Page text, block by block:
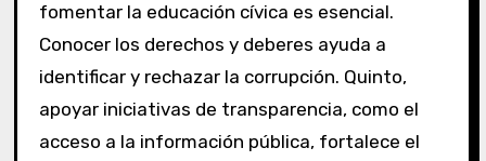
fomentar la educación cívica es esencial.
Conocer los derechos y deberes ayuda a
identificar y rechazar la corrupción. Quinto,
apoyar iniciativas de transparencia, como el
acceso a la información pública, fortalece el